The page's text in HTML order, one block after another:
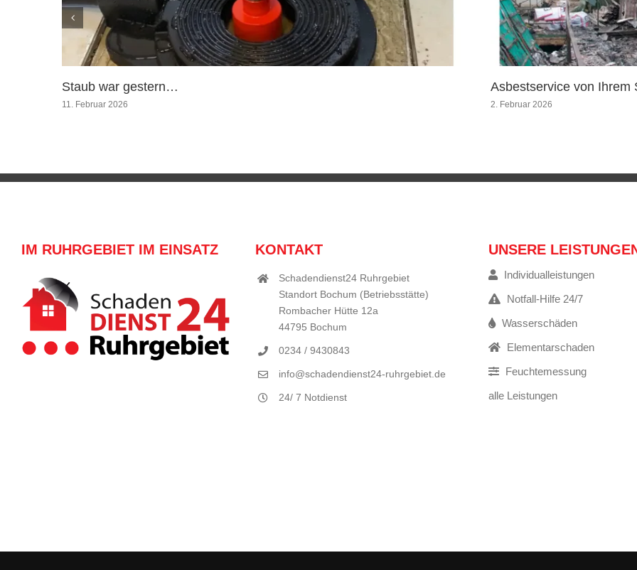
Staub war gestern…
11. Februar 2026
Asbestservice von Ihrem
2. Februar 2026
IM RUHRGEBIET IM EINSATZ KONTAKT
Schadendienst24 Ruhrgebiet
Standort Bochum (Betriebsstätte)
Rombacher Hütte 12a
44795 Bochum
0234 / 9430843
info@schadendienst24-ruhrgebiet.de
24/ 7 Notdienst
UNSERE
Individualleistungen
Notfall-Hilfe 24/7
Wasserschäden
Elementarschaden
Feuchtemessung
alle Leistungen